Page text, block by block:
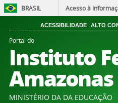
BRASIL Acesso à
ACESSIBILIDADE ALTO
Portal do
Instituto
Amazonas
MINISTÉRIO DA DA EDUCAÇÃO